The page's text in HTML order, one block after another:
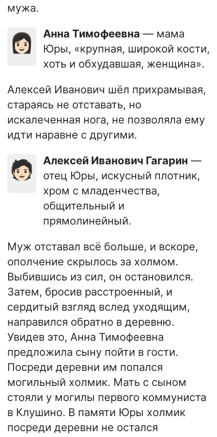
мужа.
👩🏻 Анна Тимофеевна — мама
Юры, «крупная, широкой кости,
хоть и обхудавшая, женщина».
Алексей Иванович шёл прихрамывая,
стараясь не отставать, но
искалеченная нога, не позволяла ему
идти наравне с другими.
🧑🏻 Алексей Иванович Гагарин —
отец Юры, искусный плотник,
хром с младенчества,
общительный и
прямолинейный.
Муж отставал всё больше, и вскоре,
ополчение скрылось за холмом.
Выбившись из сил, он остановился.
Затем, бросив расстроенный, и
сердитый взгляд вслед уходящим,
направился обратно в деревню.
Увидев это, Анна Тимофеевна
предложила сыну пойти в гости.
Посреди деревни им попался
могильный холмик. Мать с сыном
стояли у могилы первого коммуниста
в Клушино. В памяти Юры холмик
посреди деревни не остался